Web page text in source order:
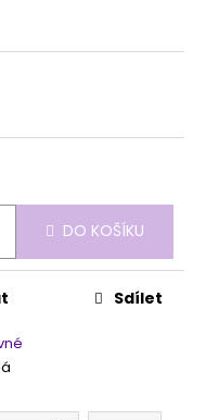
DO KOŠÍKU
Sdílet